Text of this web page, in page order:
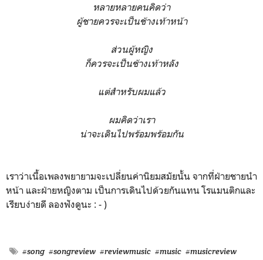
หลายหลายคนคิดว่า
ผู้ชายควรจะเป็นช้างเท้าหน้า
ส่วนผู้หญิง
ก็ควรจะเป็นช้างเท้าหลัง
แต่สำหรับผมแล้ว
ผมคิดว่าเรา
น่าจะเดินไปพร้อมพร้อมกัน
เราว่าเนื้อเพลงพยายามจะเปลี่ยนค่านิยมสมัยนั้น จากที่ฝ่ายชายนำ
หน้า และฝ่ายหญิงตาม เป็นการเดินไปด้วยกันแทน โรแมนติกและ
เรียบง่ายดี ลองฟังดูนะ : - )
#song #songreview #reviewmusic #music #musicreview